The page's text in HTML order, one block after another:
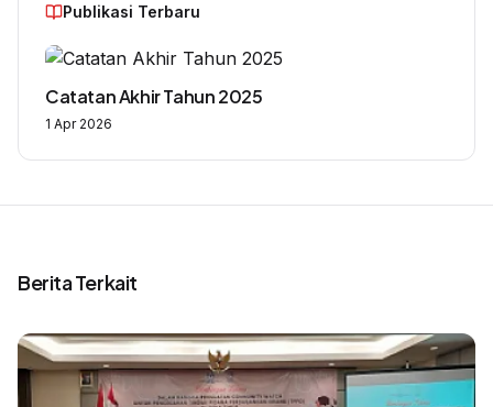
Publikasi Terbaru
Catatan Akhir Tahun 2025
1 Apr 2026
Berita Terkait